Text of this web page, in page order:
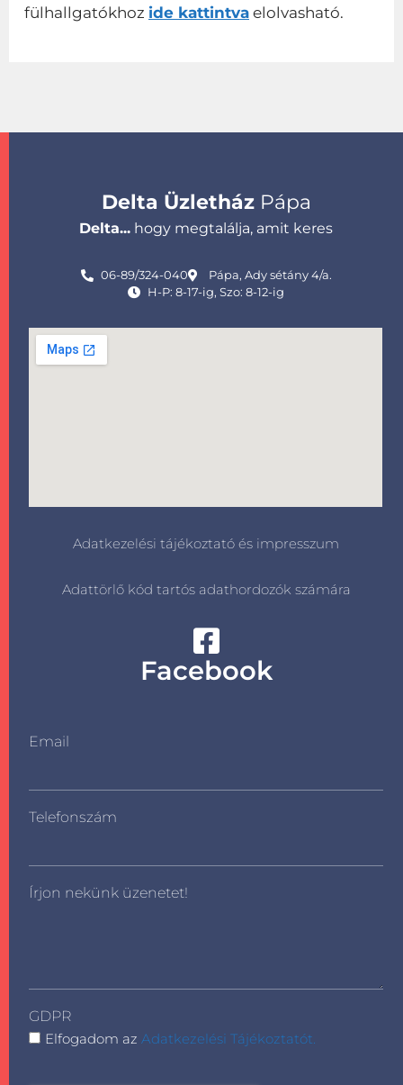
fülhallgatókhoz ide kattintva elolvasható.
Delta ÜzletházPápa
Delta... hogy megtalálja, amit keres
06-89/324-040
Pápa, Ady sétány 4/a.
H-P: 8-17-ig, Szo: 8-12-ig
Adatkezelési tájékoztató és impresszum
Adattörlő kód tartós adathordozók számára
Facebook
Email
Telefonszám
Írjon nekünk üzenetet!
GDPR
Elfogadom azAdatkezelési Tájékoztatót.